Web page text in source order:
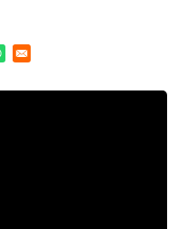
new window
in a new window
in a new window